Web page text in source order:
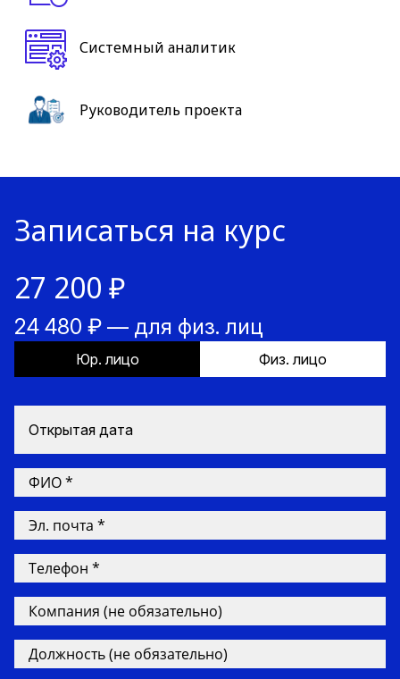
Системный аналитик
Руководитель проекта
Записаться на курс
27 200 ₽
24 480 ₽ — для физ. лиц
Юр. лицо Физ. лицо
Открытая дата